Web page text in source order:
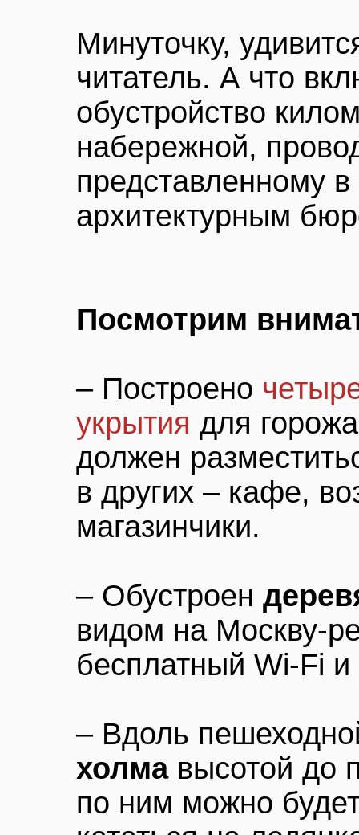
Минуточку,
читатель. А что
обустройство
набережной,
представленному
архитектурным
Посмотрим
– Построено
укрытия для
должен
в других – кафе,
магазинчики.
– Обустроен
видом на Москву-
бесплатный Wi-Fi и
– Вдоль
холмавысотой до
по ним можно